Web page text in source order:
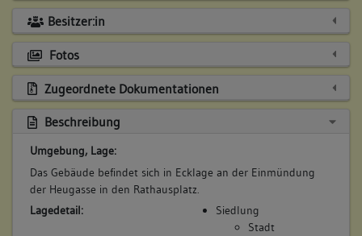
Besitzer:in
Fotos
Zugeordnete Dokumentationen
Beschreibung
Umgebung, Lage:
Das Gebäude befindet sich in Ecklage an der Einmündung
der Heugasse in den Rathausplatz.
Lagedetail:
Siedlung
Stadt